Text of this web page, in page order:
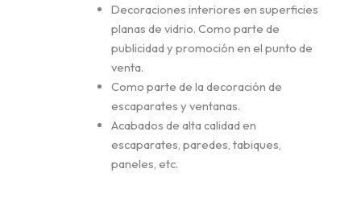
Decoraciones interiores en superficies
planas de vidrio. Como parte de
publicidad y promoción en el punto de
venta.
Como parte de la decoración de
escaparates y ventanas.
Acabados de alta calidad en
escaparates, paredes, tabiques,
paneles, etc.